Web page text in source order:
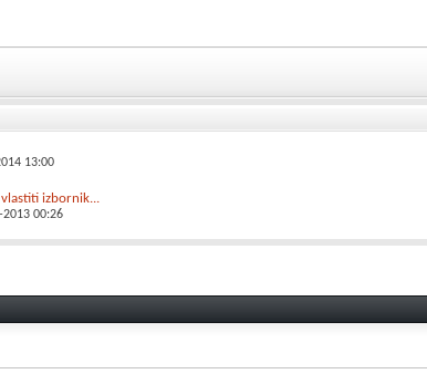
13:00
izbornik...
2013 00:26